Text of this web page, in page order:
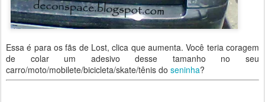
Essa é para os fãs de Lost, clica que aumenta. Você teria coragem
de colar um adesivo desse tamanho no seu
carro/moto/mobilete/bicicleta/skate/tênis do seninha?